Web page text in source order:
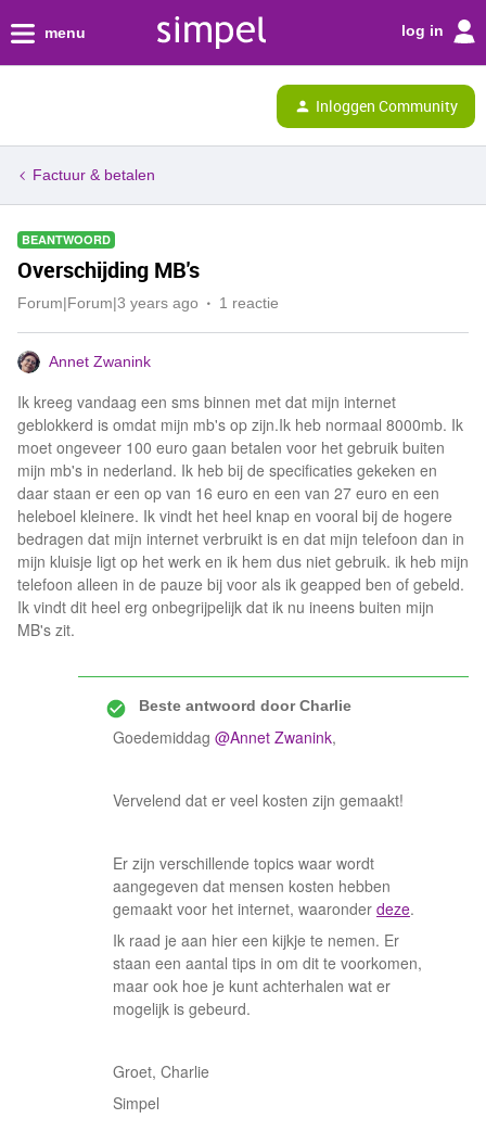
menu log in
Inloggen Community
Factuur & betalen
BEANTWOORD
Overschijding MB's
Forum|Forum|3 years ago 1 reactie
Annet Zwanink
Ik kreeg vandaag een sms binnen met dat mijn internet
geblokkerd is omdat mijn mb's op zijn.Ik heb normaal 8000mb. Ik
moet ongeveer 100 euro gaan betalen voor het gebruik buiten
mijn mb's in nederland. Ik heb bij de specificaties gekeken en
daar staan er een op van 16 euro en een van 27 euro en een
heleboel kleinere. Ik vindt het heel knap en vooral bij de hogere
bedragen dat mijn internet verbruikt is en dat mijn telefoon dan in
mijn kluisje ligt op het werk en ik hem dus niet gebruik. ik heb mijn
telefoon alleen in de pauze bij voor als ik geapped ben of gebeld.
Ik vindt dit heel erg onbegrijpelijk dat ik nu ineens buiten mijn
MB's zit.
Beste antwoord doorCharlie
Goedemiddag @Annet Zwanink,
Vervelend dat er veel kosten zijn gemaakt!
Er zijn verschillende topics waar wordt
aangegeven dat mensen kosten hebben
gemaakt voor het internet, waaronder deze.
Ik raad je aan hier een kijkje te nemen. Er
staan een aantal tips in om dit te voorkomen,
maar ook hoe je kunt achterhalen wat er
mogelijk is gebeurd.
Groet, Charlie
Simpel